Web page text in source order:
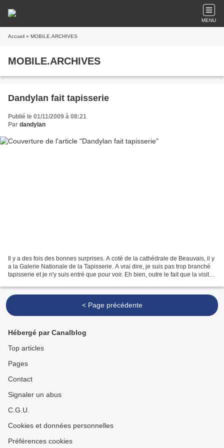
MENU
Accueil » MOBILE.ARCHIVES
MOBILE.ARCHIVES
Dandylan fait tapisserie
Publié le 01/11/2009 à 08:21
Par dandylan
Il y a des fois des bonnes surprises. A coté de la cathédrale de Beauvais, il y
a la Galerie Nationale de la Tapisserie. A vrai dire, je suis pas trop branché
tapisserie et je n'y suis entré que pour voir. Eh bien, outre le fait que la visite
< Page précédente
Hébergé par Canalblog
Top articles
Pages
Contact
Signaler un abus
C.G.U.
Cookies et données personnelles
Préférences cookies